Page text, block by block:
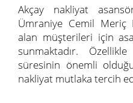
Akçay nakliyat
Ümraniye Cemil Meriç
alan müşterileri için
sunmaktadır.
süresinin önemli
nakliyat mutlaka tercih